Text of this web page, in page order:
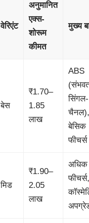
वेरिएंट
अनुमानित
एक्स-
शोरूम
कीमत
मुख्य
बेस
₹1.70–
1.85
लाख
ABS
सिंगल-
चैनल),
बेसिक
फीचर्स
मिड
₹1.90–
2.05
लाख
अधिक
फीचर्स,